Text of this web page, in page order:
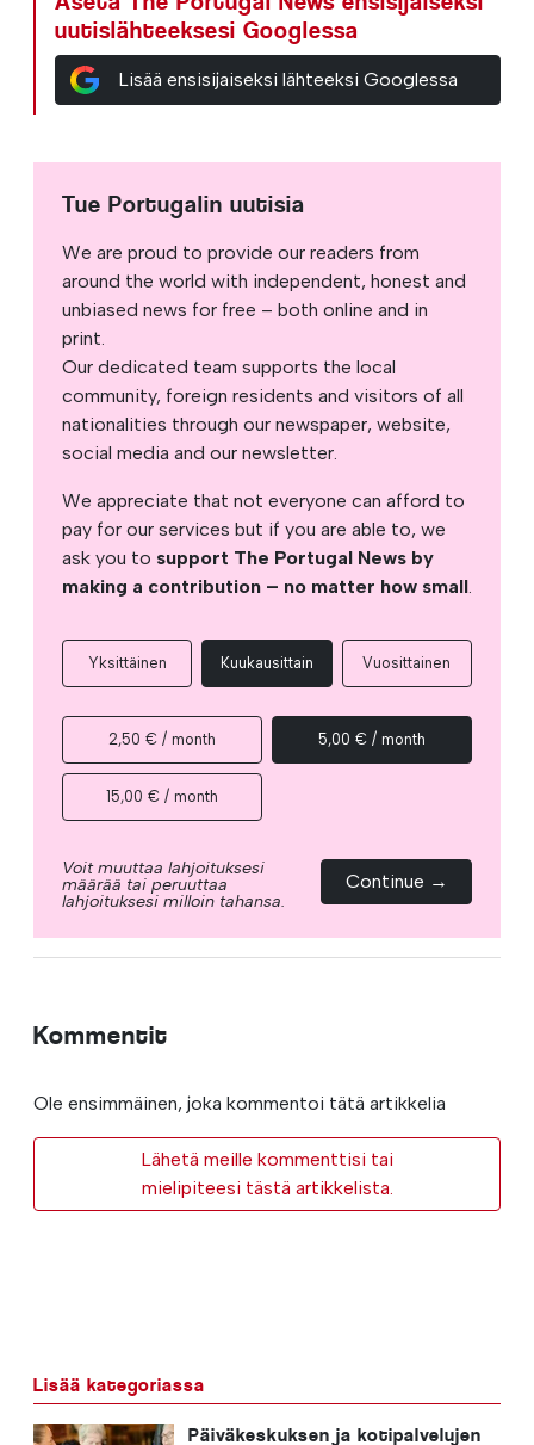
uutislähteeksesi Googlessa
Lisää ensisijaiseksi lähteeksi Googlessa
Tue Portugalin uutisia
We are proud to provide our readers from
around the world with independent, honest and
unbiased news for free – both online and in
print.
Our dedicated team supports the local
community, foreign residents and visitors of all
nationalities through our newspaper, website,
social media and our newsletter.
We appreciate that not everyone can afford to
pay for our services but if you are able to, we
ask you to support The Portugal News by
making a contribution – no matter how small.
Yksittäinen Kuukausittain Vuosittainen
2,50 € / month 5,00 € / month
15,00 € / month
Voit muuttaa lahjoituksesi
määrää tai peruuttaa
lahjoituksesi milloin tahansa.
Continue →
Kommentit
Ole ensimmäinen, joka kommentoi tätä artikkelia
Lähetä meille kommenttisi tai
mielipiteesi tästä artikkelista.
Lisää kategoriassa
Päiväkeskuksen ja kotipalvelujen